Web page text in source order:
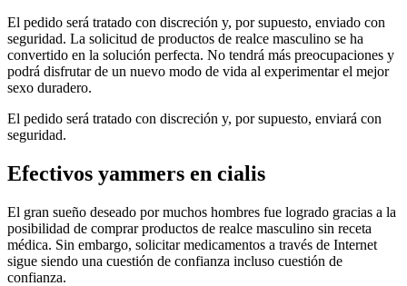
El pedido será tratado con discreción y, por supuesto, enviado con
seguridad. La solicitud de productos de realce masculino se ha
convertido en la solución perfecta. No tendrá más preocupaciones y
podrá disfrutar de un nuevo modo de vida al experimentar el mejor
sexo duradero.
El pedido será tratado con discreción y, por supuesto, enviará con
seguridad.
Efectivos yammers en cialis
El gran sueño deseado por muchos hombres fue logrado gracias a la
posibilidad de comprar productos de realce masculino sin receta
médica. Sin embargo, solicitar medicamentos a través de Internet
sigue siendo una cuestión de confianza incluso cuestión de
confianza.